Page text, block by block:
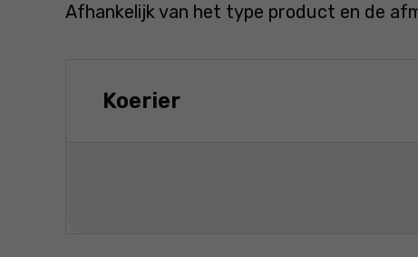
Afhankelijk van het type product en de
Koerier